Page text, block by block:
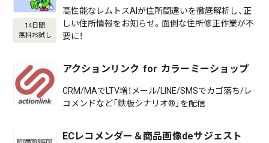
14日間
無料お試し
高性能なレムトスAIが住所間違いを徹底解析し、正
しい住所情報をお知らせ。面倒な住所修正作業が不
要に！
アクションリンク for カラーミーショップ
CRM/MAでLTV増！メール/LINE/SMSでカゴ落ち/レ
コメンドなど「鉄板シナリオ®」を配信
ECレコメンダー＆商品画像deサジェスト